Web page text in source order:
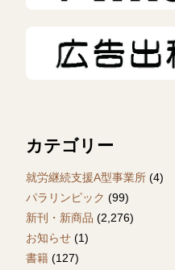
カテゴリー
就労継続支援A型事業所 (4)
パラリンピック (99)
新刊・新商品 (2,276)
お知らせ (1)
書籍 (127)